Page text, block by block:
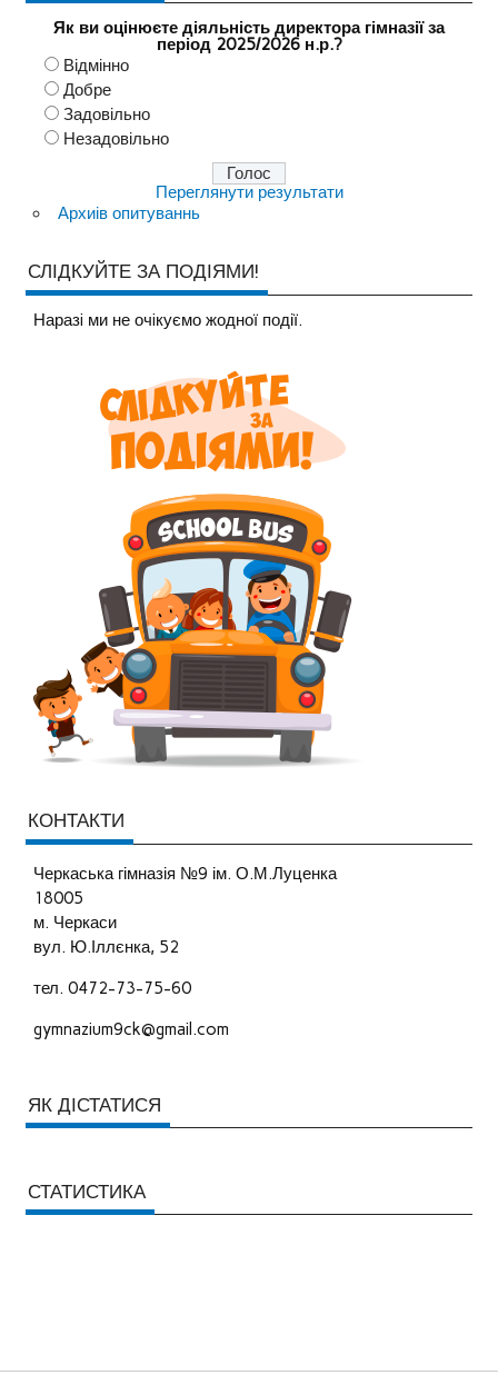
Як ви оцінюєте діяльність директора гімназії за
період 2025/2026 н.р.?
Відмінно
Добре
Задовільно
Незадовільно
Переглянути результати
Архиів опитуваннь
СЛІДКУЙТЕ ЗА ПОДІЯМИ!
Наразi ми не очiкуємо жодної події.
КОНТАКТИ
Черкаська гімназія №9 ім. О.М.Луценка
18005
м. Черкаси
вул. Ю.Іллєнка, 52
тел. 0472-73-75-60
gymnazium9ck@gmail.com
ЯК ДІСТАТИСЯ
СТАТИСТИКА